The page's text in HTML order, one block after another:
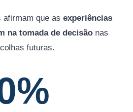
afirmam que as experiências
na tomada de decisãonas
futuras.
%